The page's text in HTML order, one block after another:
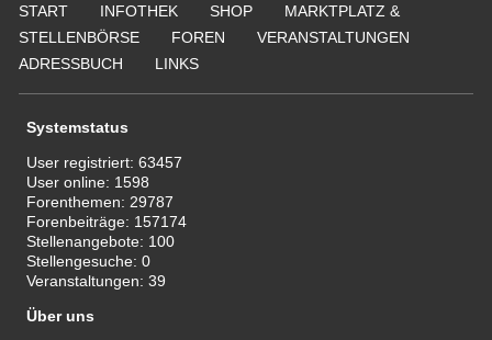
START INFOTHEK SHOP
MARKTPLATZ &
STELLENBÖRSE
FOREN
VERANSTALTUNGEN
ADRESSBUCH
LINKS
Systemstatus
User registriert:63457
User online: 1598
Forenthemen: 29787
Forenbeiträge: 157174
Stellenangebote: 100
Stellengesuche:0
Veranstaltungen:39
Über uns